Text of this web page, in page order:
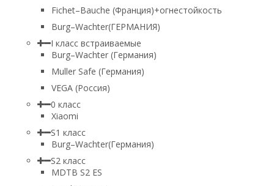
Fichet–Bauche (Франция)+огнестойкость
Burg–Wachter(ГЕРМАНИЯ)
I класс встраиваемые
Burg–Wachter (Германия)
Muller Safe (Германия)
VEGA (Россия)
0 класс
Xiaomi
S1 класс
Burg–Wachter(Германия)
S2 класс
MDTB S2 ES